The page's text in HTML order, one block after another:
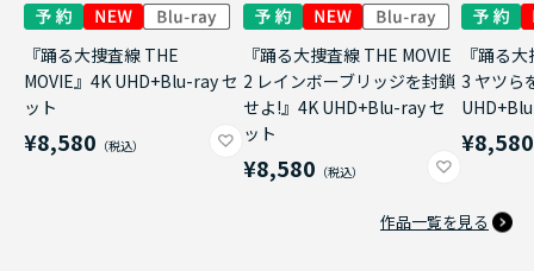
『踊る大捜査線 THE
MOVIE』4K UHD+Blu-ray セ
ット
¥8,580
『踊る大捜査線 THE MOVIE
2 レインボーブリッジを封鎖
せよ!』4K UHD+Blu-ray セ
ット
¥8,580
『踊る
3 ヤツら
¥8,580
作品一覧を見る